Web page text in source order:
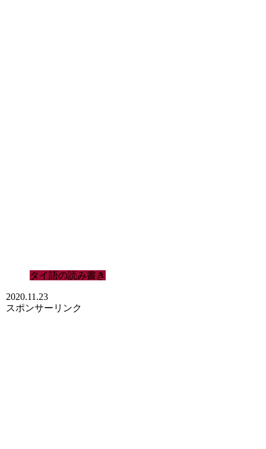
タイ語の読み書き
2020.11.23
スポンサーリンク